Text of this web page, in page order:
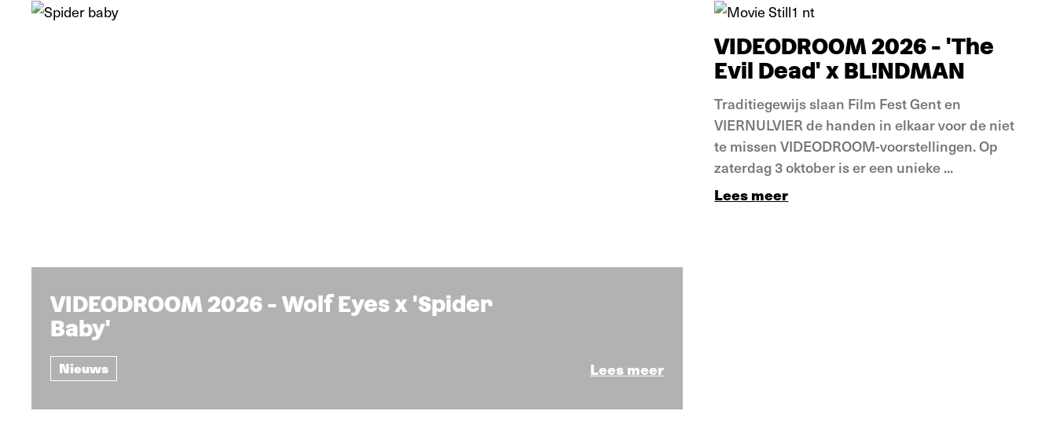
VIDEODROOM 2026 - Wolf Eyes x 'Spider
Baby'
Nieuws Lees meer
VIDEODROOM 2026 - 'The
Evil Dead' x BL!NDMAN
Traditiegewijs slaan Film Fest Gent en
VIERNULVIER de handen in elkaar voor de niet
te missen VIDEODROOM-voorstellingen. Op
zaterdag 3 oktober is er een unieke ...
Lees meer